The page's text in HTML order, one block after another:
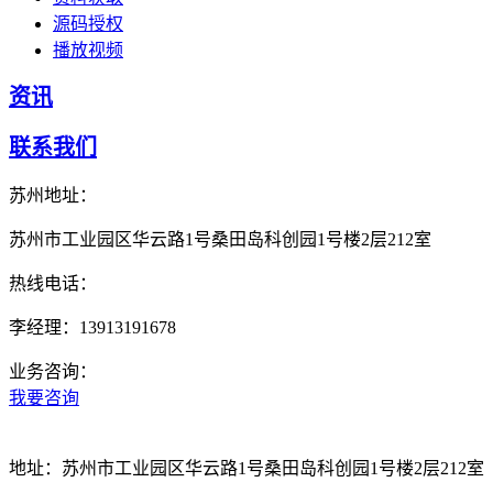
源码授权
播放视频
资讯
联系我们
苏州地址：
苏州市工业园区华云路1号桑田岛科创园1号楼2层212室
热线电话：
李经理：13913191678
业务咨询：
我要咨询
地址： 苏州市工业园区华云路1号桑田岛科创园1号楼2层212室